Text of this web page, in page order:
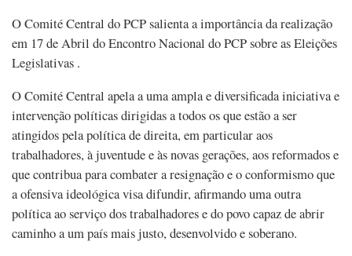
O Comité Central do PCP salienta a importância da realização
em 17 de Abril do Encontro Nacional do PCP sobre as Eleições
Legislativas .
O Comité Central apela a uma ampla e diversificada iniciativa e
intervenção políticas dirigidas a todos os que estão a ser
atingidos pela política de direita, em particular aos
trabalhadores, à juventude e às novas gerações, aos reformados e
que contribua para combater a resignação e o conformismo que
a ofensiva ideológica visa difundir, afirmando uma outra
política ao serviço dos trabalhadores e do povo capaz de abrir
caminho a um país mais justo, desenvolvido e soberano.